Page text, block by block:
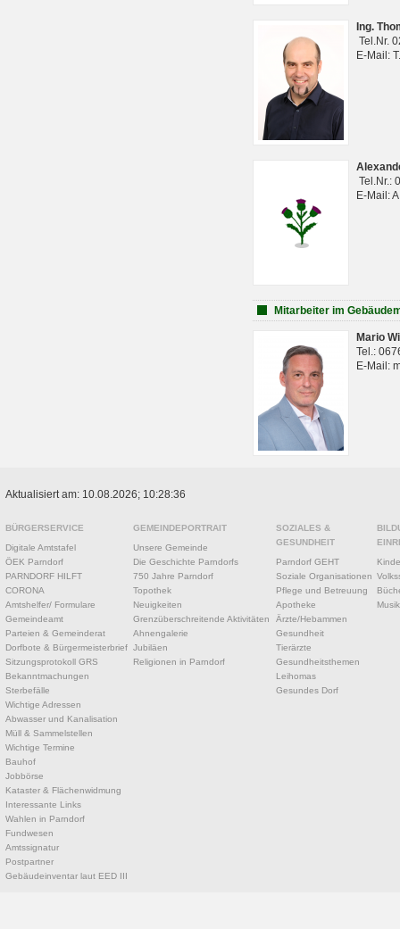
Ing.
Tel.Nr.
E-Mail:
Tel.Nr.:
E-Mail:
Mitarbeiter im
Mario
Tel.:
E-Mail:
Aktualisiert am: 10.08.2026; 10:28:36
BÜRGERSERVICE
Digitale Amtstafel
ÖEK Parndorf
PARNDORF HILFT
CORONA
Amtshelfer/ Formulare
Gemeindeamt
Parteien & Gemeinderat
Dorfbote & Bürgermeisterbrief
Sitzungsprotokoll GRS
Bekanntmachungen
Sterbefälle
Wichtige Adressen
Abwasser und Kanalisation
Müll & Sammelstellen
Wichtige Termine
Bauhof
Jobbörse
Kataster & Flächenwidmung
Interessante Links
Wahlen in Parndorf
Fundwesen
Amtssignatur
Postpartner
Gebäudeinventar laut EED III
GEMEINDEPORTRAIT
Unsere Gemeinde
Die Geschichte Parndorfs
750 Jahre Parndorf
Topothek
Neuigkeiten
Grenzüberschreitende Aktivitäten
Ahnengalerie
Jubiläen
Religionen in Parndorf
SOZIALES &
GESUNDHEIT
Parndorf GEHT
Soziale Organisationen
Pflege und Betreuung
Apotheke
Ärzte/Hebammen
Gesundheit
Tierärzte
Gesundheitsthemen
Leihomas
Gesundes Dorf